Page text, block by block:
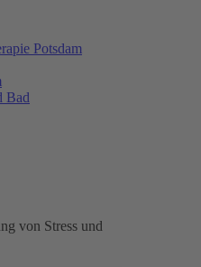
Potsdam
Bad
von Stress und